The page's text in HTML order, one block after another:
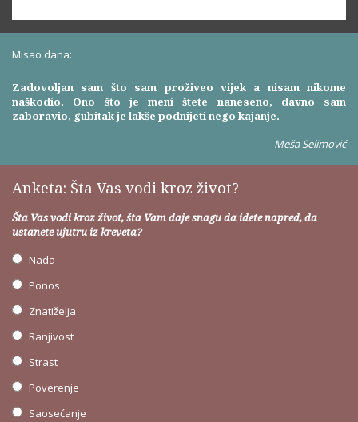
Misao dana:
Zadovoljan sam što sam proživeo vijek a nisam nikome
naškodio. Ono što je meni štete naneseno, davno sam
zaboravio, gubitak je lakše podnijeti nego kajanje.
Meša Selimović
Anketa: Šta Vas vodi kroz život?
Šta Vas vodi kroz život, šta Vam daje snagu da idete napred, da
ustanete ujutru iz kreveta?
Nada
Ponos
Znatiželja
Ranjivost
Strast
Poverenje
Saosećanje